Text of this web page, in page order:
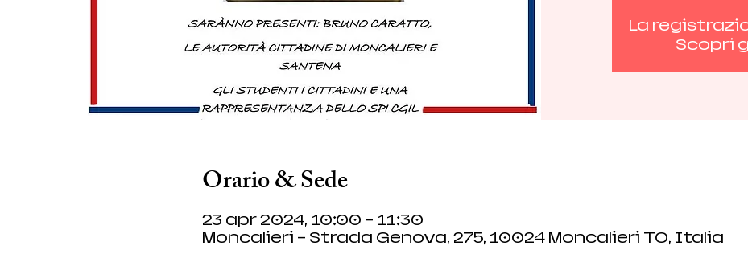
La
Scopri
Orario & Sede
23 apr 2024, 10:00 – 11:30
Moncalieri - Strada Genova, 275, 10024 Moncalieri TO, Italia